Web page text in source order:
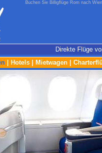
Buchen Sie Billigflüge Rom nach
Direkte Flüge
Hotels Mietwagen